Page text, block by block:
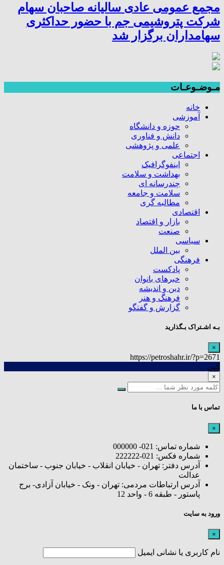
مجمع عمومی عادی سالیانه صاحبان سهام
شرکت پتروشیمی جم با حضور حداکثری
سهامداران برگزار شد
مـوضـوعـات
خانه
آموزشی
حوزه و دانشگاه
دانش و فناوری
علمی و پژوهشی
اجتماعی
اینفوگرافیک
بهداشت و سلامت
چندرسانه ای
سلامت و جامعه
مطالبه گری
اقتصادی
بازار و اقتصاد
صنعت
سیاسی
بین الملل
فرهنگی
پادکست
خبرهای بانوان
دین و اندیشه
فرهنگ و هنر
گزارش و گفتگو
بـه اشـتراک بـگذارید
×
https://petroshahr.ir/?p=2671
کپی
×
تماس با ما
×
شماره تماس: 021- 000000
شماره فکس: 021-222222
آدرس دفتر: تهران - خیابان انقلاب - خیابان جنوب - ساختمان
عدالت
آدرس ارتباطات مردمی: تهران - ونک - خیابان آزادی- برج
پاستور - طبقه 6 - واحد 12
ورود به سایت
×
نام کاربری یا نشانی ایمیل